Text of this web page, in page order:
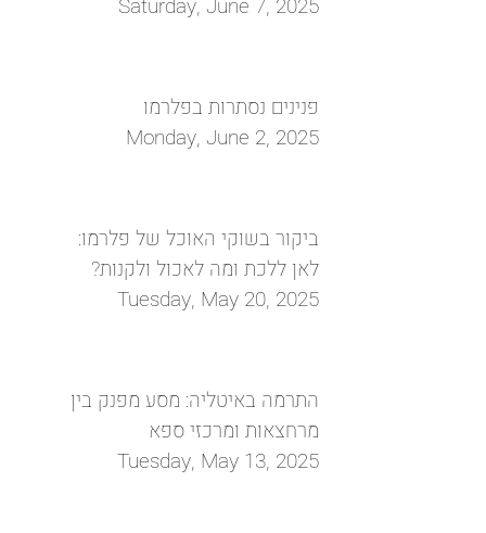
פנינים נסתרות בפלרמו
Monday, June 2, 2025
ביקור בשוקי האוכל של פלרמו:
לאן ללכת ומה לאכול ולקנות?
Tuesday, May 20, 2025
התרמה באיטליה: מסע מפנק בין
מרחצאות ומרכזי ספא
Tuesday, May 13, 2025